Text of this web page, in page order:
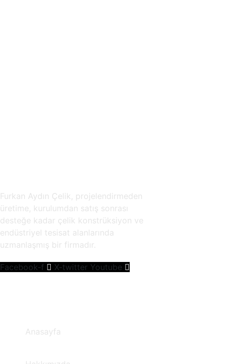
Furkan Aydın Çelik, projelendirmeden
üretime, kurulumdan satış sonrası
desteğe kadar çelik konstrüksiyon ve
endüstriyel tesisat alanlarında
uzmanlaşmış bir firmadır.
Facebook-f X-twitter Youtube
Anasayfa